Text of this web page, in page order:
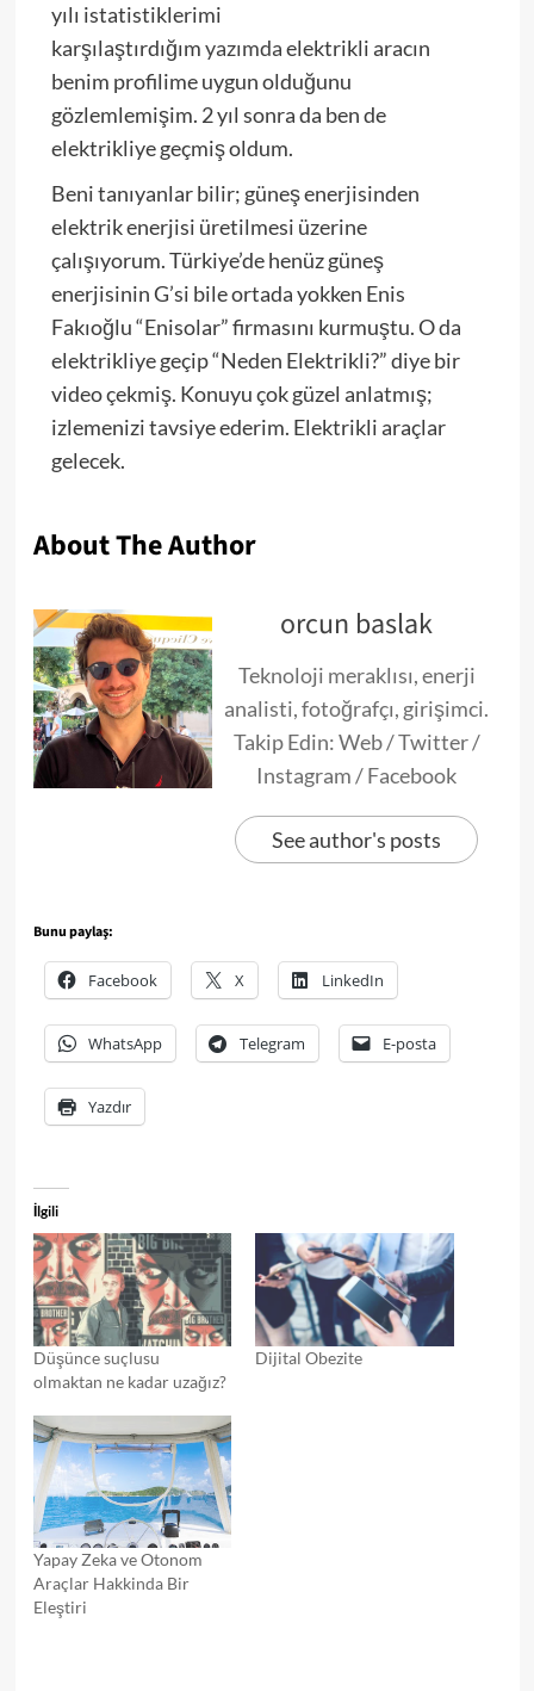
yılı istatistiklerimi
karşılaştırdığımyazımdaelektrikli aracın
benim profilime uygun olduğunu
gözlemlemişim. 2 yıl sonra da ben de
elektrikliye geçmiş oldum.
Beni tanıyanlar bilir; güneş enerjisinden
elektrik enerjisi üretilmesi üzerine
çalışıyorum. Türkiye’de henüz güneş
enerjisinin G’si bile ortada yokken Enis
Fakıoğlu “Enisolar” firmasını kurmuştu. O da
elektrikliye geçip “Neden Elektrikli?” diye bir
video çekmiş. Konuyu çok güzel anlatmış;
izlemenizi tavsiye ederim. Elektrikli araçlar
gelecek.
About The Author
orcun baslak
Teknoloji meraklısı, enerji
analisti, fotoğrafçı, girişimci.
Takip Edin: Web / Twitter /
Instagram / Facebook
See author's posts
Bunu paylaş:
Facebook X LinkedIn
WhatsApp Telegram E-posta
Yazdır
İlgili
Düşünce suçlusu
olmaktan ne kadar uzağız?
Dijital Obezite
Yapay Zeka ve Otonom
Araçlar Hakkinda Bir
Eleştiri